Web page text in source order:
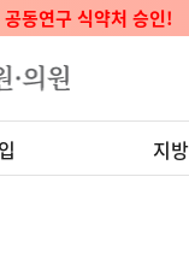
재생의료실시기관' 선
지